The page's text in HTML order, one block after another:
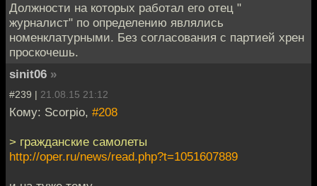
Должности на которых работал его отец "
журналист" по определению являлись
номенклатурными. Без согласования с партией хрен
проскочешь.
sinit06 »
#239 | 21.08.15 21:12
Кому: Scorpio, #208
> гражданские самолеты
http://oper.ru/news/read.php?t=1051607889